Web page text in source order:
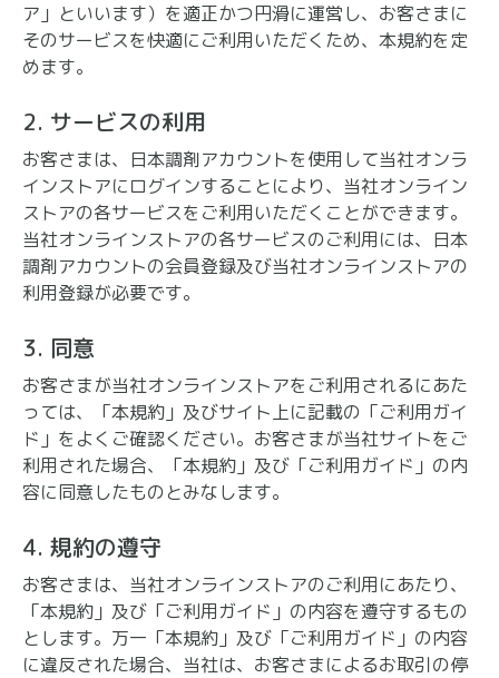
ア」といいます）を適正かつ円滑に運営し、お客さまに
そのサービスを快適にご利用いただくため、本規約を定
めます。
2. サービスの利用
お客さまは、日本調剤アカウントを使用して当社オンラ
インストアにログインすることにより、当社オンライン
ストアの各サービスをご利用いただくことができます。
当社オンラインストアの各サービスのご利用には、日本
調剤アカウントの会員登録及び当社オンラインストアの
利用登録が必要です。
3. 同意
お客さまが当社オンラインストアをご利用されるにあた
っては、「本規約」及びサイト上に記載の「ご利用ガイ
ド」をよくご確認ください。お客さまが当社サイトをご
利用された場合、「本規約」及び「ご利用ガイド」の内
容に同意したものとみなします。
4. 規約の遵守
お客さまは、当社オンラインストアのご利用にあたり、
「本規約」及び「ご利用ガイド」の内容を遵守するもの
とします。万一「本規約」及び「ご利用ガイド」の内容
に違反された場合、当社は、お客さまによるお取引の停